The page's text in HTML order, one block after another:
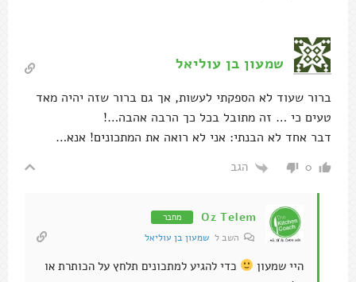
שמעון בן עוליאל
ברור שעוד לא הספקתי לעשות, אך גם ברור שזה יהיה מאד
טעים כי … זה מתובל בכל כך הרבה אהבה…!
דבר אחד לא הבנתי: אני לא רואה את המתכונים! אנא…
0 הגב
Oz Telem מחבר
השב ל שמעון בן עוליאל
היי שמעון
כדי להגיע למתכונים תלחץ על הכותרת או